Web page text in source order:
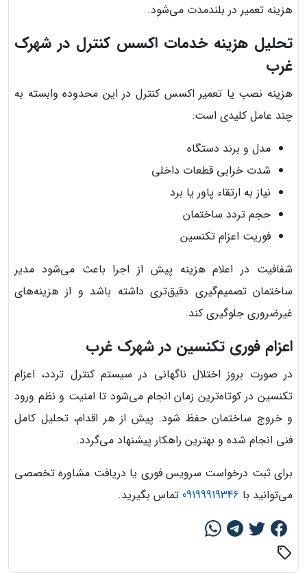
هزینه تعمیر در بلندمدت می‌شود.
تحلیل هزینه خدمات اکسس کنترل در شهرک
غرب
هزینه نصب یا تعمیر اکسس کنترل در این محدوده وابسته به
چند عامل کلیدی است:
مدل و برند دستگاه
شدت خرابی قطعات داخلی
نیاز به ارتقاء پاور یا برد
حجم تردد ساختمان
فوریت اعزام تکنسین
شفافیت در اعلام هزینه پیش از اجرا باعث می‌شود مدیر
ساختمان تصمیم‌گیری دقیق‌تری داشته باشد و از هزینه‌های
غیرضروری جلوگیری کند.
اعزام فوری تکنسین در شهرک غرب
در صورت بروز اختلال ناگهانی در سیستم کنترل تردد، اعزام
تکنسین در کوتاه‌ترین زمان انجام می‌شود تا امنیت و نظم ورود
و خروج ساختمان حفظ شود. پیش از هر اقدام، تحلیل کامل
فنی انجام شده و بهترین راهکار پیشنهاد می‌گردد.
برای ثبت درخواست سرویس فوری یا دریافت مشاوره تخصصی
می‌توانید با 09199919346 تماس بگیرید.
sell